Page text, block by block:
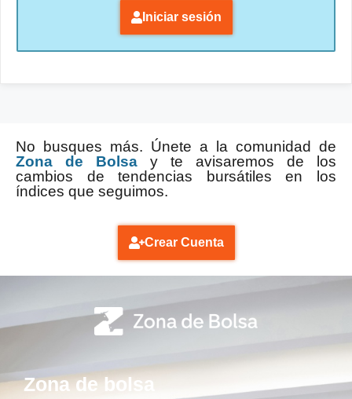
Iniciar sesión
No busques más. Únete a la comunidad de
Zona de Bolsa y te avisaremos de los
cambios de tendencias bursátiles en los
índices que seguimos.
Crear Cuenta
Zona de bolsa